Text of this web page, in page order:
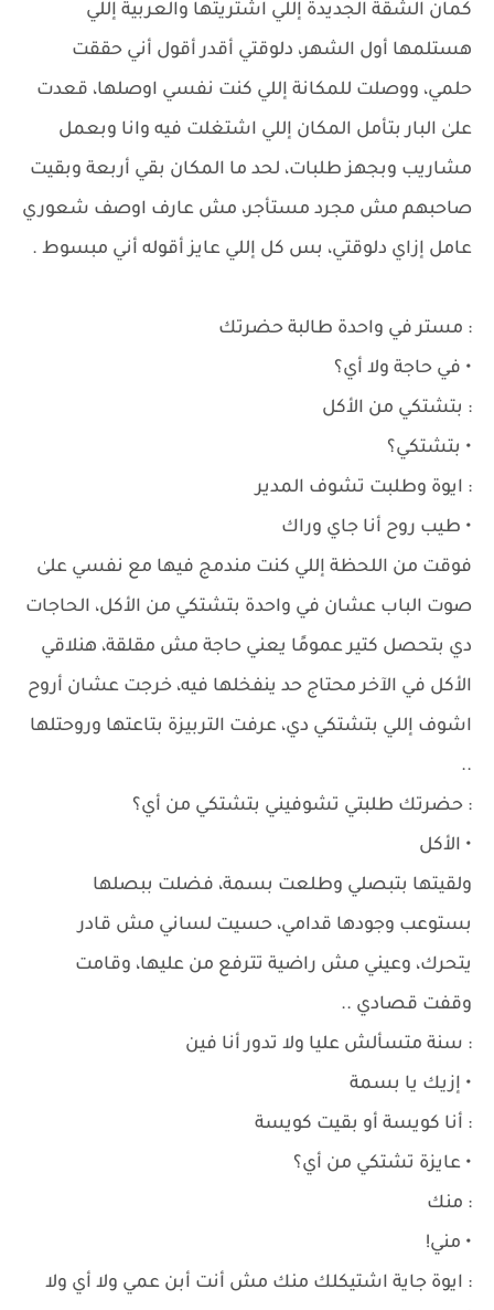
كمان الشقة الجديدة إللي اشتريتها والعربية إللي
هستلمها أول الشهر، دلوقتي أقدر أقول أني حققت
حلمي، ووصلت للمكانة إللي كنت نفسي اوصلها، قعدت
علىٰ البار بتأمل المكان إللي اشتغلت فيه وانا وبعمل
مشاريب وبجهز طلبات، لحد ما المكان بقي أربعة وبقيت
صاحبهم مش مجرد مستأجر، مش عارف اوصف شعوري
عامل إزاي دلوقتي، بس كل إللي عايز أقوله أني مبسوط .
: مستر في واحدة طالبة حضرتك
• في حاجة ولا أي؟
: بتشتكي من الأكل
• بتشتكي؟
: ايوة وطلبت تشوف المدير
• طيب روح أنا جاي وراك
فوقت من اللحظة إللي كنت مندمج فيها مع نفسي علىٰ
صوت الباب عشان في واحدة بتشتكي من الأكل، الحاجات
دي بتحصل كتير عمومًا يعني حاجة مش مقلقة، هنلاقي
الأكل في الآخر محتاج حد ينفخلها فيه، خرجت عشان أروح
اشوف إللي بتشتكي دي، عرفت التربيزة بتاعتها وروحتلها
..
: حضرتك طلبتي تشوفيني بتشتكي من أي؟
• الأكل
ولقيتها بتبصلي وطلعت بسمة، فضلت ببصلها
بستوعب وجودها قدامي، حسيت لساني مش قادر
يتحرك، وعيني مش راضية تترفع من عليها، وقامت
وقفت قصادي ..
: سنة متسألش عليا ولا تدور أنا فين
• إزيك يا بسمة
: أنا كويسة أو بقيت كويسة
• عايزة تشتكي من أي؟
: منك
• مني!
: ايوة جاية اشتيكلك منك مش أنت أبن عمي ولا أي ولا